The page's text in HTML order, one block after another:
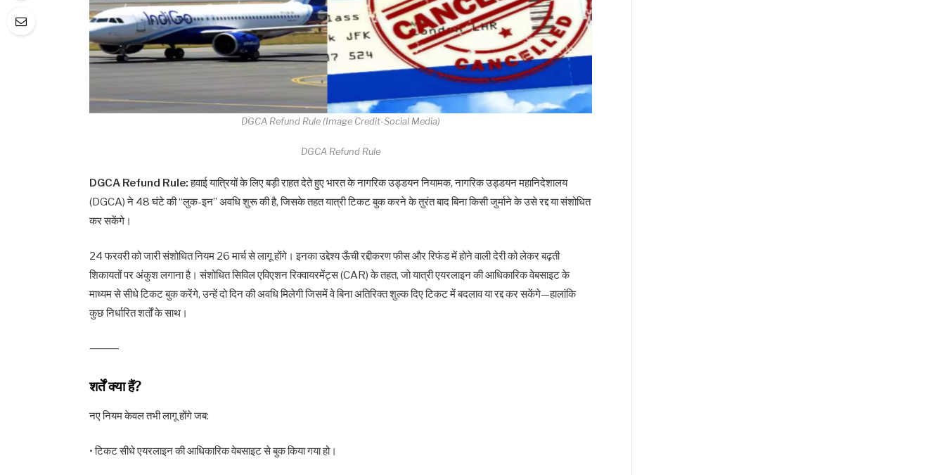
DGCA Refund Rule (Image Credit-Social Media)
DGCA Refund Rule
DGCA Refund Rule:हवाई यात्रियों के लिए बड़ी राहत देते हुए भारत के नागरिक उड्डयन नियामक, नागरिक उड्डयन महानिदेशालय
(DGCA) ने 48 घंटे की “लुक-इन” अवधि शुरू की है, जिसके तहत यात्री टिकट बुक करने के तुरंत बाद बिना किसी जुर्माने के उसे रद्द या संशोधित
कर सकेंगे।
24 फरवरी को जारी संशोधित नियम 26 मार्च से लागू होंगे। इनका उद्देश्य ऊँची रद्दीकरण फीस और रिफंड में होने वाली देरी को लेकर बढ़ती
शिकायतों पर अंकुश लगाना है। संशोधित सिविल एविएशन रिक्वायरमेंट्स (CAR) के तहत, जो यात्री एयरलाइन की आधिकारिक वेबसाइट के
माध्यम से सीधे टिकट बुक करेंगे, उन्हें दो दिन की अवधि मिलेगी जिसमें वे बिना अतिरिक्त शुल्क दिए टिकट में बदलाव या रद्द कर सकेंगे—हालांकि
कुछ निर्धारित शर्तों के साथ।
⸻
शर्तें क्या हैं?
नए नियम केवल तभी लागू होंगे जब:
• टिकट सीधे एयरलाइन की आधिकारिक वेबसाइट से बुक किया गया हो।